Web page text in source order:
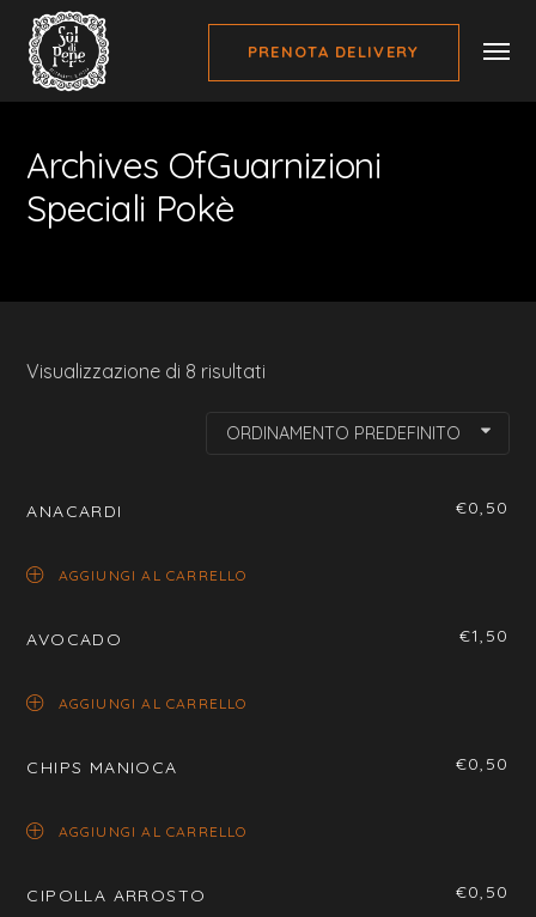
PRENOTA DELIVERY
Archives OfGuarnizioni
Speciali Pokè
Visualizzazione di 8 risultati
ORDINAMENTO PREDEFINITO
ANACARDI €0,50
AGGIUNGI AL CARRELLO
AVOCADO €1,50
AGGIUNGI AL CARRELLO
CHIPS MANIOCA €0,50
AGGIUNGI AL CARRELLO
CIPOLLA ARROSTO €0,50